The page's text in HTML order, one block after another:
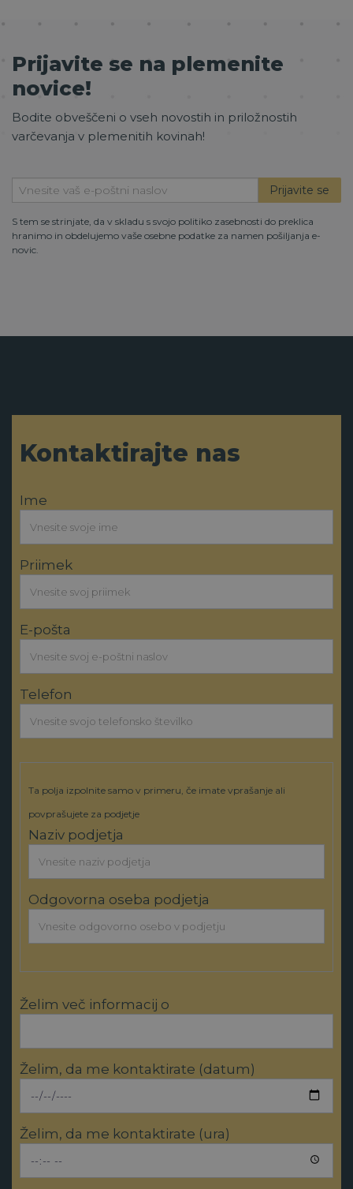
Prijavite se na plemenite
novice!
Bodite obveščeni o vseh novostih in priložnostih
varčevanja v plemenitih kovinah!
Prijavite se
S tem se strinjate, da v skladu s svojo politiko zasebnosti do preklica
hranimo in obdelujemo vaše osebne podatke za namen pošiljanja e-
novic.
Kontaktirajte nas
Ime
Priimek
E-pošta
Telefon
Ta polja izpolnite samo v primeru, če imate vprašanje ali
povprašujete za podjetje
Naziv podjetja
Odgovorna oseba podjetja
Želim več informacij o
Želim, da me kontaktirate (datum)
Želim, da me kontaktirate (ura)